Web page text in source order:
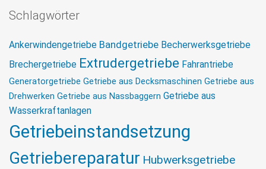
Schlagwörter
Ankerwindengetriebe Bandgetriebe Becherwerksgetriebe
Brechergetriebe Extrudergetriebe Fahrantriebe
Generatorgetriebe Getriebe aus Decksmaschinen Getriebe aus
Drehwerken Getriebe aus Nassbaggern Getriebe aus
Wasserkraftanlagen
Getriebeinstandsetzung
Getriebereparatur Hubwerksgetriebe